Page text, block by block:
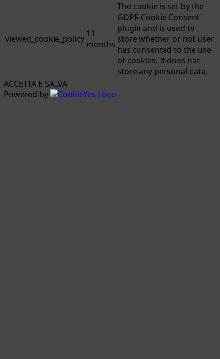
viewed_cookie_policy 11
months
The cookie is set by the
GDPR Cookie Consent
plugin and is used to
store whether or not user
has consented to the use
of cookies. It does not
store any personal data.
ACCETTA E SALVA
Powered by